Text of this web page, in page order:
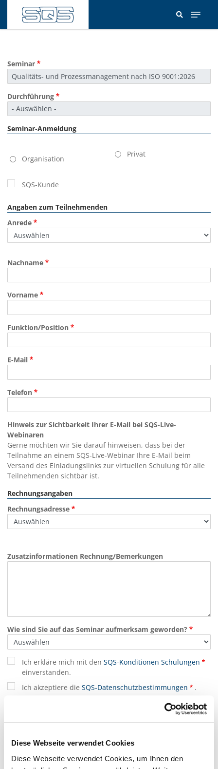
Diese Webseite verwendet Cookies
Diese Webseite verwendet Cookies, um Ihnen den
Inhalt
Seminar
Durchführung
Seminar-Anmeldung
Organisation
Privat
SQS-Kunde
Angaben zum Teilnehmenden
Anrede
Nachname
Vorname
Funktion/Position
E-Mail
Telefon
Hinweis zur Sichtbarkeit Ihrer E-Mail bei SQS-Live-
Webinaren
Gerne möchten wir Sie darauf hinweisen, dass bei der
Teilnahme an einem SQS-Live-Webinar Ihre E-Mail beim
Versand des Einladungslinks zur virtuellen Schulung für alle
Teilnehmenden sichtbar ist.
Rechnungsangaben
Rechnungsadresse
Zusatzinformationen Rechnung/Bemerkungen
Wie sind Sie auf das Seminar aufmerksam geworden?
Ich erkläre mich mit den SQS-Konditionen Schulungen
einverstanden.
Ich akzeptiere die SQS-Datenschutzbestimmungen .